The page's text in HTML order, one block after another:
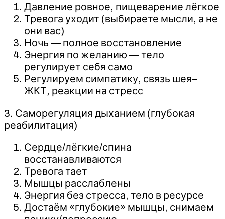
Давление ровное, пищеварение лёгкое
Тревога уходит (выбираете мысли, а не
они вас)
Ночь — полное восстановление
Энергия по желанию — тело
регулирует себя само
Регулируем симпатику, связь шея–
ЖКТ, реакции на стресс
3. Саморегуляция дыханием (глубокая
реабилитация)
Сердце/лёгкие/спина
восстанавливаются
Тревога тает
Мышцы расслаблены
Энергия без стресса, тело в ресурсе
Достаём «глубокие» мышцы, снимаем